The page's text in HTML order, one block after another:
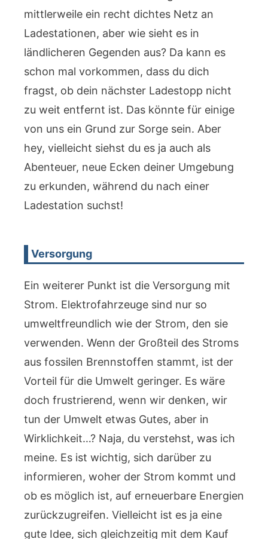
mittlerweile ein recht dichtes Netz an
Ladestationen, aber wie sieht es in
ländlicheren Gegenden aus? Da kann es
schon mal vorkommen, dass du dich
fragst, ob dein nächster Ladestopp nicht
zu weit entfernt ist. Das könnte für einige
von uns ein Grund zur Sorge sein. Aber
hey, vielleicht siehst du es ja auch als
Abenteuer, neue Ecken deiner Umgebung
zu erkunden, während du nach einer
Ladestation suchst!
Versorgung
Ein weiterer Punkt ist die Versorgung mit
Strom. Elektrofahrzeuge sind nur so
umweltfreundlich wie der Strom, den sie
verwenden. Wenn der Großteil des Stroms
aus fossilen Brennstoffen stammt, ist der
Vorteil für die Umwelt geringer. Es wäre
doch frustrierend, wenn wir denken, wir
tun der Umwelt etwas Gutes, aber in
Wirklichkeit…? Naja, du verstehst, was ich
meine. Es ist wichtig, sich darüber zu
informieren, woher der Strom kommt und
ob es möglich ist, auf erneuerbare Energien
zurückzugreifen. Vielleicht ist es ja eine
gute Idee, sich gleichzeitig mit dem Kauf